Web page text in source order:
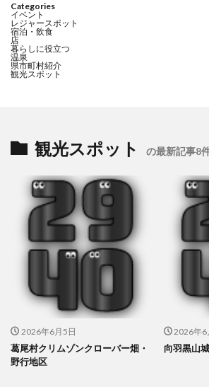
Categories
イベント
レジャースポット
宿泊・飲食
店
暮らしに役立つ
温泉
県市町村紹介
観光スポット
観光スポット の最新記事8
2026年6月5日
葛尾村クリムゾンクローバー畑・
野行地区
2026年6
向羽黒山